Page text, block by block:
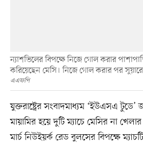
ন্যাশভিলের বিপক্ষে নিজে গোল করার
করিয়েছেন মেসি। নিজে গোল করার পর
এএফপি
যুক্তরাষ্ট্রের সংবাদমাধ্যম ‘ইউএসএ
মায়ামির হয়ে দুটি ম্যাচে মেসির না
মার্চ নিউইয়র্ক রেড বুলসের বিপক্ষে